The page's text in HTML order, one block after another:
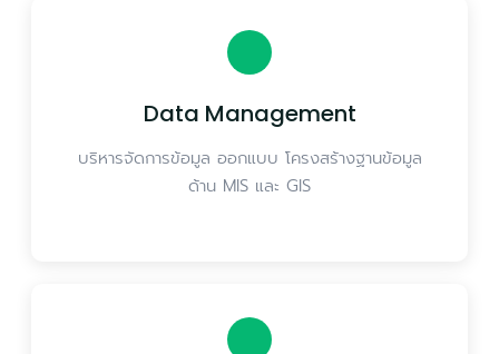
Data Management
บริหารจัดการข้อมูล ออกแบบ โครงสร้างฐานข้อมูล
ด้าน MIS และ GIS